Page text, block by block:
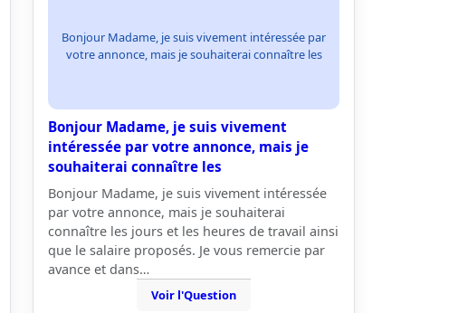
Bonjour Madame, je suis vivement intéressée par
votre annonce, mais je souhaiterai connaître les
Bonjour Madame, je suis vivement
intéressée par votre annonce, mais je
souhaiterai connaître les
Bonjour Madame, je suis vivement intéressée
par votre annonce, mais je souhaiterai
connaître les jours et les heures de travail ainsi
que le salaire proposés. Je vous remercie par
avance et dans…
Voir l'Question